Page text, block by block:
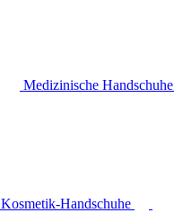
Medizinische Handschuhe
Kosmetik-Handschuhe